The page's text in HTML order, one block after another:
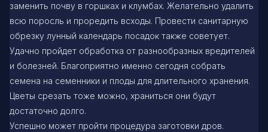
заменить почву в горшках и клумбах. Желательно удалить
всю поросль и проредить всходы. Провести санитарную
обрезку лунный календарь посадок также советует.
Удачно пройдет обработка от разнообразных вредителей
и болезней. Благоприятно именно сегодня собрать
семена на семенники и плоды для длительного хранения.
Цветы срезать тоже можно, храниться они будут
достаточно долго.
Успешно может пройти процедура заготовки дров.